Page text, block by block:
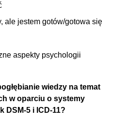
ale jestem gotów/gotowa się
aspekty psychologii
wiedzy na temat
w oparciu o systemy
DSM-5 i ICD-11?